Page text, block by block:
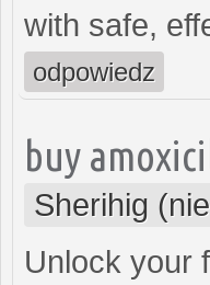
with safe,
odpowiedz
buy
Sherihig
Unlock your